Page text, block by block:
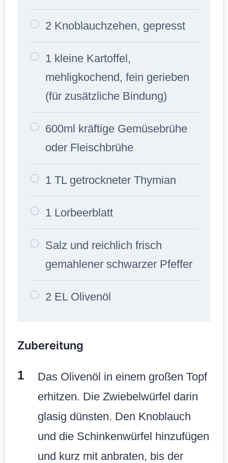
2 Knoblauchzehen, gepresst
1 kleine Kartoffel,
mehligkochend, fein gerieben
(für zusätzliche Bindung)
600ml kräftige Gemüsebrühe
oder Fleischbrühe
1 TL getrockneter Thymian
1 Lorbeerblatt
Salz und reichlich frisch
gemahlener schwarzer Pfeffer
2 EL Olivenöl
Zubereitung
Das Olivenöl in einem großen Topf
erhitzen. Die Zwiebelwürfel darin
glasig dünsten. Den Knoblauch
und die Schinkenwürfel hinzufügen
und kurz mit anbraten, bis der